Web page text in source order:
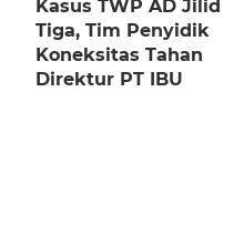
Kasus TWP AD Jilid
Tiga, Tim Penyidik
Koneksitas Tahan
Direktur PT IBU